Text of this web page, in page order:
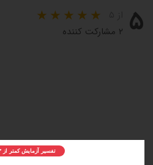
۵ ۲ مشارکت کننده
تفسیر آزمایش کمتر از ۳ دقیقه